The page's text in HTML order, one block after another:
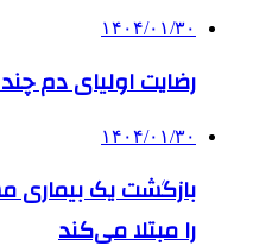
۱۴۰۴/۰۱/۳۰
رضایت اولیای دم
۱۴۰۴/۰۱/۳۰
را مبتلا می‌کند